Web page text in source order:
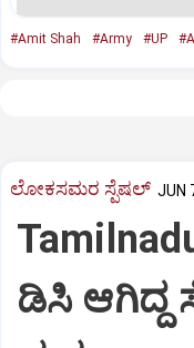
#Amit Shah #Army #UP
ಲೋಕಸಮರ ಸ್ಪೆಷಲ್‌ JUN
ಡಿಸಿ ಆಗಿದ್ದ